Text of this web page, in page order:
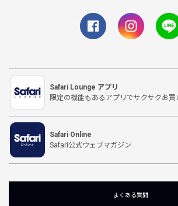
Safari Lounge アプリ
限定の機能もあるアプリでサクサクお買
Safari Online
Safari公式ウェブマガジン
よくある質問